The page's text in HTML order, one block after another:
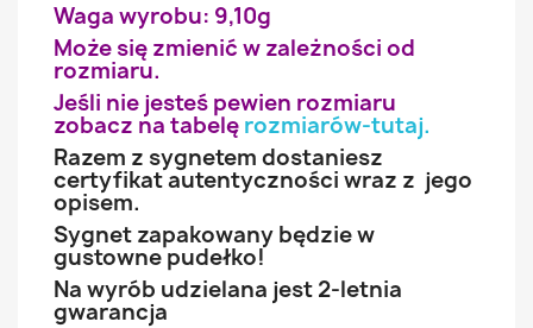
Waga wyrobu: 9,10g
Może się zmienić w zależności od
rozmiaru.
Jeśli nie jesteś pewien rozmiaru
zobacz na tabelę rozmiarów-tutaj.
Razem z sygnetem dostaniesz
certyfikat autentyczności wraz z jego
opisem.
Sygnet zapakowany będzie w
gustowne pudełko!
Na wyrób udzielana jest 2-letnia
gwarancja